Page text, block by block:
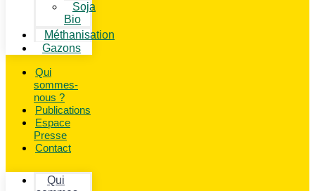
Soja
Bio
Méthanisation
Gazons
Qui
sommes-
nous ?
Publications
Espace
Presse
Contact
Qui